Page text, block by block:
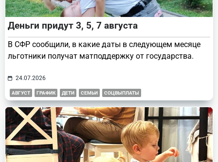
Деньги придут 3, 5, 7 августа
В СФР сообщили, в какие даты в следующем месяце
льготники получат матподдержку от государства.
24.07.2026
АВГУСТ ГРАФИК ДЕТИ СЕМЬИ СОЦВЫПЛАТЫ